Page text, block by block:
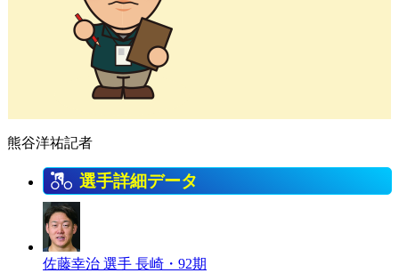
熊谷洋祐記者
選手詳細データ
佐藤幸治 選手 長崎・92期